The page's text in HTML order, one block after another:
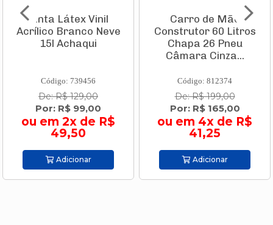
Tinta Látex Vinil
Acrílico Branco Neve
15l Achaqui
Código: 739456
De: R$ 129,00
Por: R$ 99,00
ou em 2x de R$
49,50
Adicionar
Carro de Mão
Construtor 60 Litros
Chapa 26 Pneu
Câmara Cinza...
Código: 812374
De: R$ 199,00
Por: R$ 165,00
ou em 4x de R$
41,25
Adicionar